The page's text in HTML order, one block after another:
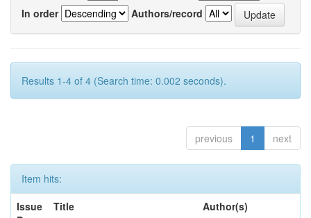
In order
Authors/record
Results 1-4 of 4 (Search time: 0.002 seconds).
previous 1 next
Item hits:
Issue
Title Author(s)